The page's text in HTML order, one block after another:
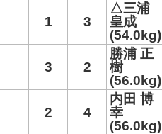
1 3
△三浦
皇成
(54.0kg)
3 2
勝浦 正
樹
(56.0kg)
2 4
内田 博
幸
(56.0kg)